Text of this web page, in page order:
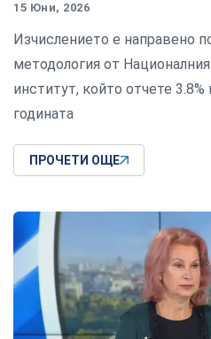
15 Юни, 2026
Изчислението е направено
методология от
институт, който отчете
годината
ПРОЧЕТИ ОЩЕ